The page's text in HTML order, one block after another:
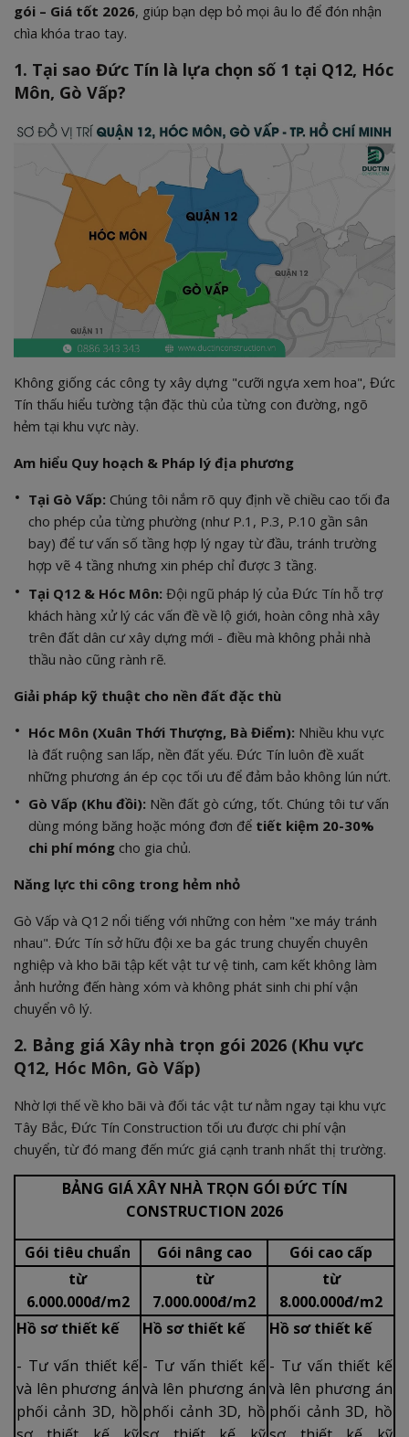
gói – Giá tốt 2026, giúp bạn dẹp bỏ mọi âu lo để đón nhận
chìa khóa trao tay.
1. Tại sao Đức Tín là lựa chọn số 1 tại Q12, Hóc
Môn, Gò Vấp?
Không giống các công ty xây dựng "cưỡi ngựa xem hoa", Đức
Tín thấu hiểu tường tận đặc thù của từng con đường, ngõ
hẻm tại khu vực này.
Am hiểu Quy hoạch & Pháp lý địa phương
Tại Gò Vấp: Chúng tôi nắm rõ quy định về chiều cao tối đa
cho phép của từng phường (như P.1, P.3, P.10 gần sân
bay) để tư vấn số tầng hợp lý ngay từ đầu, tránh trường
hợp vẽ 4 tầng nhưng xin phép chỉ được 3 tầng.
Tại Q12 & Hóc Môn: Đội ngũ pháp lý của Đức Tín hỗ trợ
khách hàng xử lý các vấn đề về lộ giới, hoàn công nhà xây
trên đất dân cư xây dựng mới - điều mà không phải nhà
thầu nào cũng rành rẽ.
Giải pháp kỹ thuật cho nền đất đặc thù
Hóc Môn (Xuân Thới Thượng, Bà Điểm): Nhiều khu vực
là đất ruộng san lấp, nền đất yếu. Đức Tín luôn đề xuất
những phương án ép cọc tối ưu để đảm bảo không lún nứt.
Gò Vấp (Khu đồi): Nền đất gò cứng, tốt. Chúng tôi tư vấn
dùng móng băng hoặc móng đơn để tiết kiệm 20-30%
chi phí móng cho gia chủ.
Năng lực thi công trong hẻm nhỏ
Gò Vấp và Q12 nổi tiếng với những con hẻm "xe máy tránh
nhau". Đức Tín sở hữu đội xe ba gác trung chuyển chuyên
nghiệp và kho bãi tập kết vật tư vệ tinh, cam kết không làm
ảnh hưởng đến hàng xóm và không phát sinh chi phí vận
chuyển vô lý.
2. Bảng giá Xây nhà trọn gói 2026 (Khu vực
Q12, Hóc Môn, Gò Vấp)
Nhờ lợi thế về kho bãi và đối tác vật tư nằm ngay tại khu vực
Tây Bắc, Đức Tín Construction tối ưu được chi phí vận
chuyển, từ đó mang đến mức giá cạnh tranh nhất thị trường.
BẢNG GIÁ XÂY NHÀ TRỌN GÓI ĐỨC TÍN
CONSTRUCTION 2026
Gói tiêu chuẩn Gói nâng cao
Gói cao cấp
từ
6.000.000đ/m2
từ
7.000.000đ/m2
từ
8.000.000đ/m2
Hồ sơ thiết kế
- Tư vấn thiết kế
và lên phương án
phối cảnh 3D, hồ
Hồ sơ thiết kế
- Tư vấn thiết kế
và lên phương án
phối cảnh 3D, hồ
Hồ sơ thiết kế
- Tư vấn thiết kế
và lên phương án
phối cảnh 3D, hồ